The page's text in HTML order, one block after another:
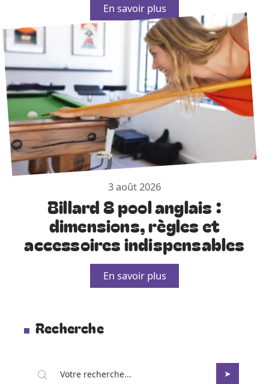
En savoir plus
3 août 2026
Billard 8 pool anglais :
dimensions, règles et
accessoires indispensables
En savoir plus
Recherche